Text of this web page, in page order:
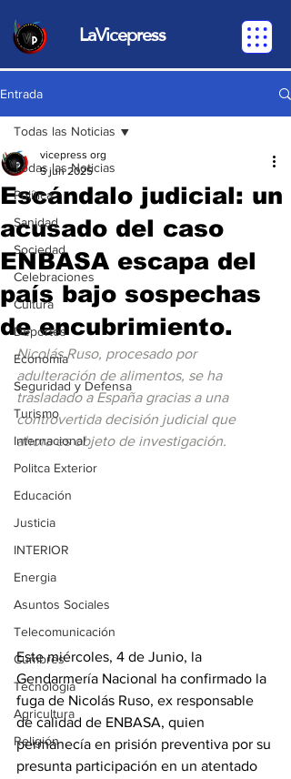
LaVicepress
Entrada
Todas las Noticias
Política
Sanidad
Sociedad
Celebraciones
Cultura
Deportes
Economia
Seguridad y Defensa
Turismo
Internacional
Politca Exterior
Educación
Justicia
INTERIOR
Energia
Asuntos Sociales
Telecomunicación
Cumbres
Tecnología
Agricultura
Religión
Todas las Noticias
Escándalo judicial: un
acusado del caso
ENBASA escapa del
país bajo sospechas
de encubrimiento.
vicepress org
5 jun 2025
Nicolás Ruso, procesado por
adulteración de alimentos, se ha
trasladado a España gracias a una
controvertida decisión judicial que
ahora es objeto de investigación.
Este miércoles, 4 de Junio, la
Gendarmería Nacional ha confirmado la
fuga de Nicolás Ruso, ex responsable
de calidad de ENBASA, quien
permanecía en prisión preventiva por su
presunta participación en un atentado